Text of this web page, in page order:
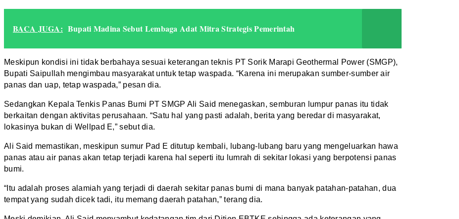
BACA JUGA: Bupati Madina Sebut Lembaga Adat Mitra Strategis Pemerintah
Meskipun kondisi ini tidak berbahaya sesuai keterangan teknis PT Sorik Marapi Geothermal Power (SMGP),
Bupati Saipullah mengimbau masyarakat untuk tetap waspada. “Karena ini merupakan sumber-sumber air
panas dan uap, tetap waspada,” pesan dia.
Sedangkan Kepala Tenkis Panas Bumi PT SMGP Ali Said menegaskan, semburan lumpur panas itu tidak
berkaitan dengan aktivitas perusahaan. “Satu hal yang pasti adalah, berita yang beredar di masyarakat,
lokasinya bukan di Wellpad E,” sebut dia.
Ali Said memastikan, meskipun sumur Pad E ditutup kembali, lubang-lubang baru yang mengeluarkan hawa
panas atau air panas akan tetap terjadi karena hal seperti itu lumrah di sekitar lokasi yang berpotensi panas
bumi.
“Itu adalah proses alamiah yang terjadi di daerah sekitar panas bumi di mana banyak patahan-patahan, dua
tempat yang sudah dicek tadi, itu memang daerah patahan,” terang dia.